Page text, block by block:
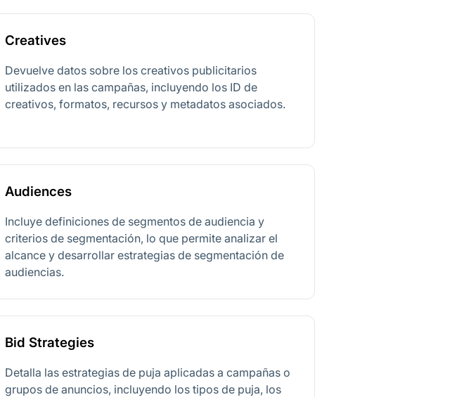
Creatives
Devuelve datos sobre los creativos publicitarios
utilizados en las campañas, incluyendo los ID de
creativos, formatos, recursos y metadatos asociados.
Audiences
Incluye definiciones de segmentos de audiencia y
criterios de segmentación, lo que permite analizar el
alcance y desarrollar estrategias de segmentación de
audiencias.
Bid Strategies
Detalla las estrategias de puja aplicadas a campañas o
grupos de anuncios, incluyendo los tipos de puja, los